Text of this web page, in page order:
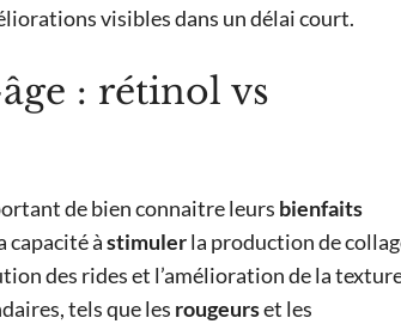
visibles dans un délai court.
: rétinol vs
de bien connaitre leurs bienfaits
capacité àstimulerla production de
des rides et l’amélioration de la
tels que les rougeurset les